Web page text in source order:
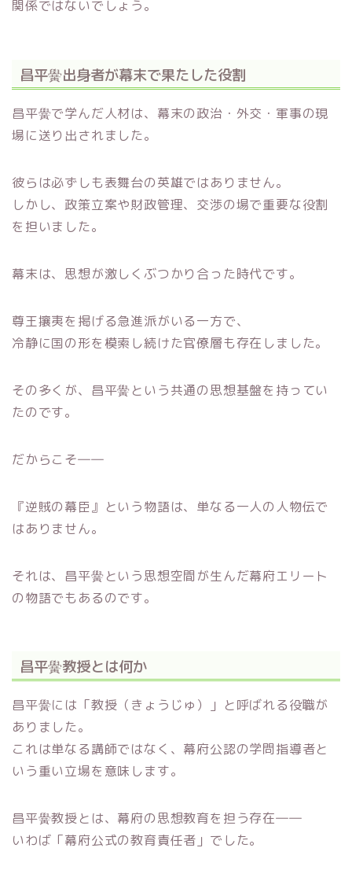
関係ではないでしょう。
昌平黌出身者が幕末で果たした役割
昌平黌で学んだ人材は、幕末の政治・外交・軍事の現
場に送り出されました。
彼らは必ずしも表舞台の英雄ではありません。
しかし、政策立案や財政管理、交渉の場で重要な役割
を担いました。
幕末は、思想が激しくぶつかり合った時代です。
尊王攘夷を掲げる急進派がいる一方で、
冷静に国の形を模索し続けた官僚層も存在しました。
その多くが、昌平黌という共通の思想基盤を持ってい
たのです。
だからこそ――
『逆賊の幕臣』という物語は、単なる一人の人物伝で
はありません。
それは、昌平黌という思想空間が生んだ幕府エリート
の物語でもあるのです。
昌平黌教授とは何か
昌平黌には「教授（きょうじゅ）」と呼ばれる役職が
ありました。
これは単なる講師ではなく、幕府公認の学問指導者と
いう重い立場を意味します。
昌平黌教授とは、幕府の思想教育を担う存在――
いわば「幕府公式の教育責任者」でした。